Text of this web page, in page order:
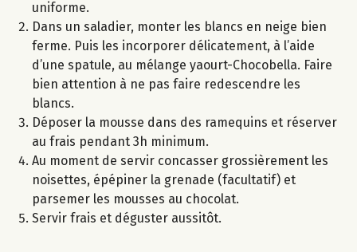
uniforme.
Dans un saladier, monter les blancs en neige bien
ferme. Puis les incorporer délicatement, à l’aide
d’une spatule, au mélange yaourt-Chocobella. Faire
bien attention à ne pas faire redescendre les
blancs.
Déposer la mousse dans des ramequins et réserver
au frais pendant 3h minimum.
Au moment de servir concasser grossièrement les
noisettes, épépiner la grenade (facultatif) et
parsemer les mousses au chocolat.
Servir frais et déguster aussitôt.